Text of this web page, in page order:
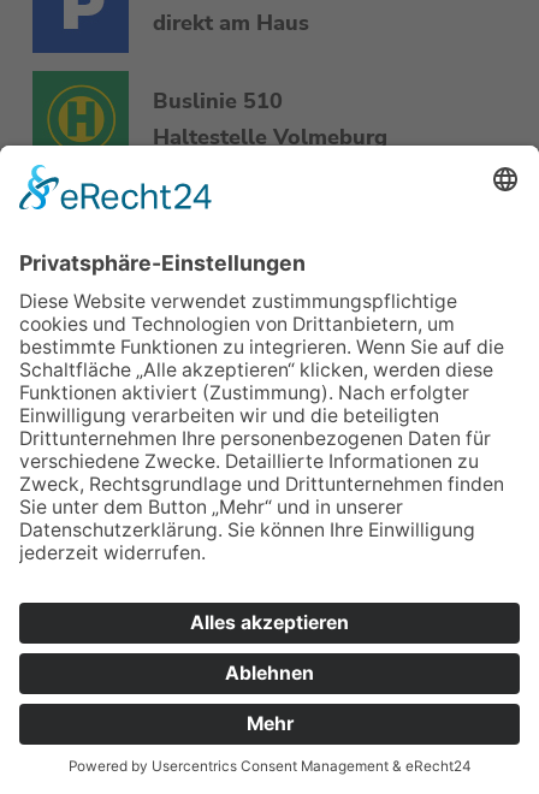
direkt am Haus
Buslinie 510
Haltestelle Volmeburg
Öffnungszeiten
Montag – Freitag
11.00 – 17.00 Uhr
Samstag
10.00 bis 14.00 Uhr
Übersicht
Startseite
Service
Ausstellung
Kontakt
Impressum